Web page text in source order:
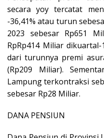
secara yoy tercatat
-36,41% atau turun
2023 sebesar Rp651
RpRp414 Miliar
dari turunnya premi
(Rp209 Miliar).
Lampung terkontraksi
sebesar Rp28 Miliar.
DANA PENSIUN